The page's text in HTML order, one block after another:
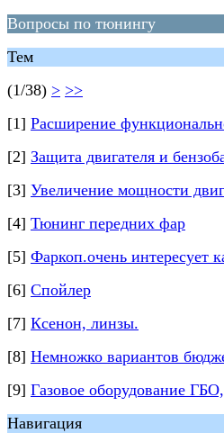
Вопросы по тюнингу
Тем
(1/38) > >>
[1] Расширение
[2] Защита двигателя и
[3] Увеличение мощности
[4] Тюнинг передних фар
[5] Фаркоп.очень интересует
[6] Спойлер
[7] Ксенон, линзы.
[8] Немножко вариантов
[9] Газовое оборудование
Навигация